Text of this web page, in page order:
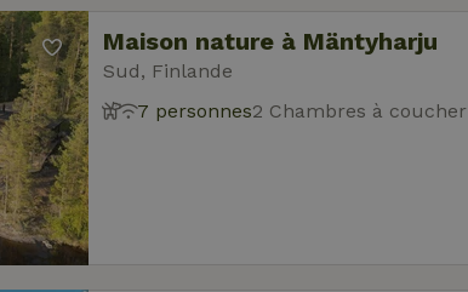
Maison nature à Mäntyharju
Sud, Finlande
7 personnes2 Chambres à coucher